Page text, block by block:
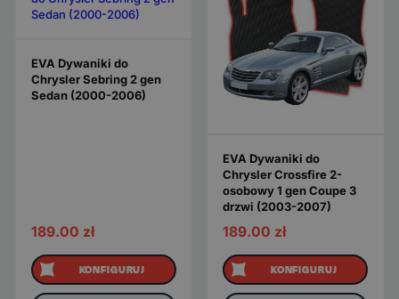
EVA Dywaniki do
Chrysler Sebring 2 gen
Sedan (2000-2006)
189.00 zł
KONFIGURUJ
EVA Dywaniki do
Chrysler Crossfire 2-
osobowy 1 gen Coupe 3
drzwi (2003-2007)
189.00 zł
KONFIGURUJ